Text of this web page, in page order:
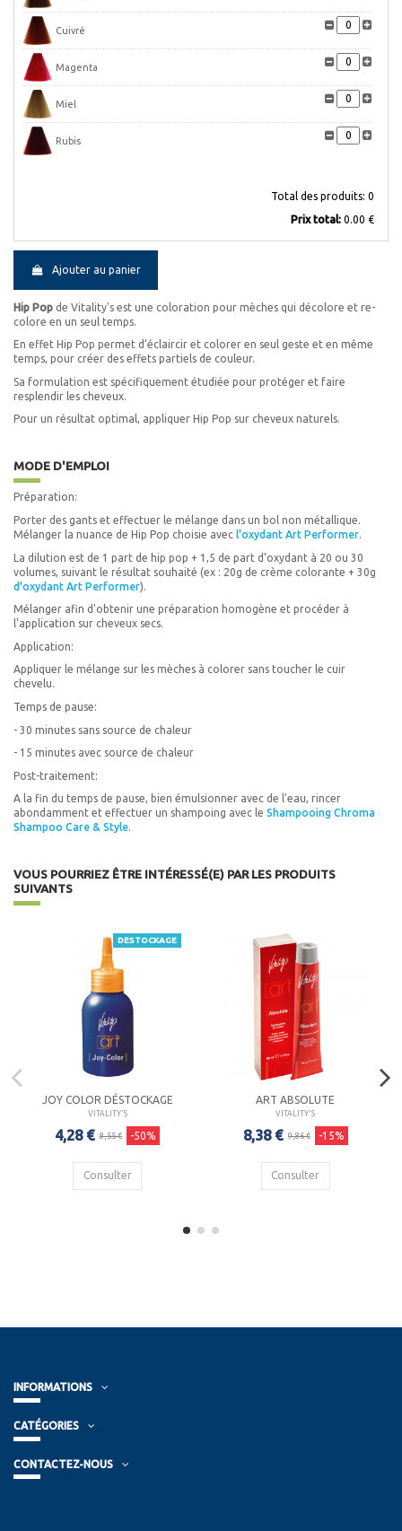
Cuivré
Magenta
Miel
Rubis
Total des produits: 0
Prix ​​total: 0.00 €
Ajouter au panier
Hip Pop de Vitality's est une coloration pour mèches qui décolore et re-
colore en un seul temps.
En effet Hip Pop permet d'éclaircir et colorer en seul geste et en même
temps, pour créer des effets partiels de couleur.
Sa formulation est spécifiquement étudiée pour protéger et faire
resplendir les cheveux.
Pour un résultat optimal, appliquer Hip Pop sur cheveux naturels.
MODE D'EMPLOI
Préparation:
Porter des gants et effectuer le mélange dans un bol non métallique.
Mélanger la nuance de Hip Pop choisie avec l'oxydant Art Performer.
La dilution est de 1 part de hip pop + 1,5 de part d'oxydant à 20 ou 30
volumes, suivant le résultat souhaité (ex : 20g de crème colorante + 30g
d'oxydant Art Performer).
Mélanger afin d'obtenir une préparation homogène et procéder à
l'application sur cheveux secs.
Application:
Appliquer le mélange sur les mèches à colorer sans toucher le cuir
chevelu.
Temps de pause:
- 30 minutes sans source de chaleur
- 15 minutes avec source de chaleur
Post-traitement:
A la fin du temps de pause, bien émulsionner avec de l'eau, rincer
abondamment et effectuer un shampoing avec le Shampooing Chroma
Shampoo Care & Style.
VOUS POURRIEZ ÊTRE INTÉRESSÉ(E) PAR LES PRODUITS
SUIVANTS
DESTOCKAGE
JOY COLOR DÉSTOCKAGE
VITALITY'S
4,28 € 8,55 € -50%
Consulter
ART ABSOLUTE
VITALITY'S
8,38 € 9,86 € -15%
Consulter
INFORMATIONS
CATÉGORIES
CONTACTEZ-NOUS